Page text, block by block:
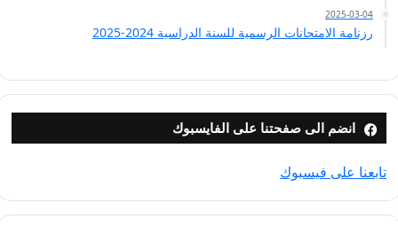
2025-03-04
رزنامة الامتحانات الرسمية للسنة الدراسية 2024-2025
انضم الى صفحتنا على الفايسبوك
تابعنا على فيسبوك